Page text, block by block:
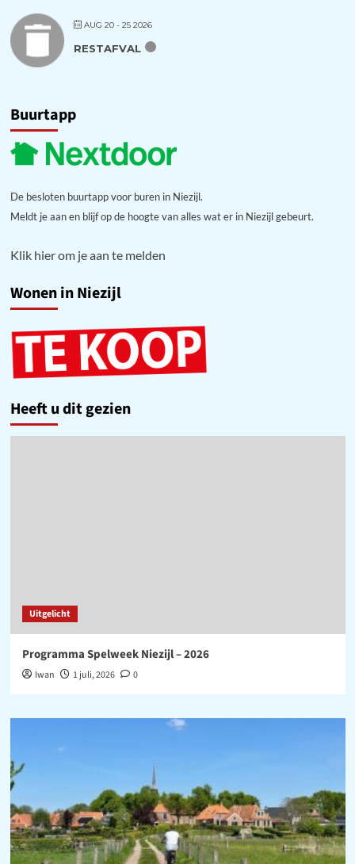
AUG 20 - 25 2026
RESTAFVAL
Buurtapp
De besloten buurtapp voor buren in Niezijl.
Meldt je aan en blijf op de hoogte van alles wat er in Niezijl gebeurt.
Klik hier om je aan te melden
Wonen in Niezijl
Heeft u dit gezien
Uitgelicht
Programma Spelweek Niezijl – 2026
Iwan 1 juli, 2026 0